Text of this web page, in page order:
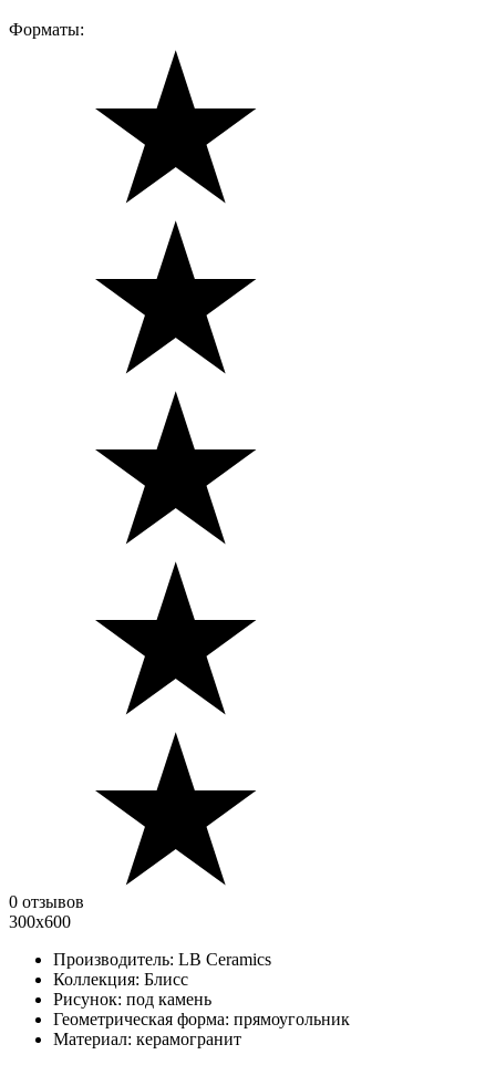
Форматы:
0 отзывов
300х600
Производитель: LB Ceramics
Коллекция: Блисс
Рисунок: под камень
Геометрическая форма: прямоугольник
Материал: керамогранит